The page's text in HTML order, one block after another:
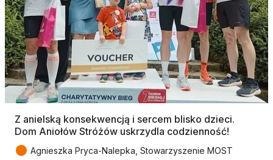
Z anielską konsekwencją i sercem blisko dzieci.
Dom Aniołów Stróżów uskrzydla codzienność!
● Agnieszka Pryca-Nalepka, Stowarzyszenie MOST